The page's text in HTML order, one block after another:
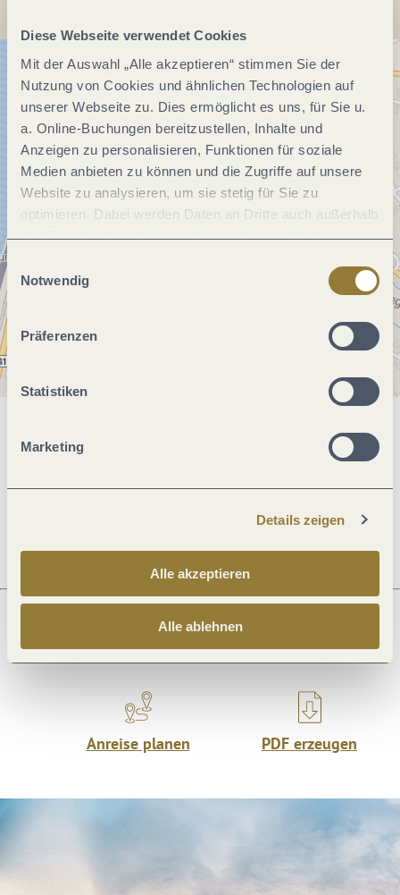
Diese Webseite verwendet Cookies
Mit der Auswahl „Alle akzeptieren“ stimmen Sie der
Nutzung von Cookies und ähnlichen Technologien auf
unserer Webseite zu. Dies ermöglicht es uns, für Sie u.
a. Online-Buchungen bereitzustellen, Inhalte und
Anzeigen zu personalisieren, Funktionen für soziale
Medien anbieten zu können und die Zugriffe auf unsere
Website zu analysieren, um sie stetig für Sie zu
optimieren. Dabei werden Daten an Dritte auch außerhalb
der Europäischen Union weitergegeben und dort
jederzeit widerrufen werden. Mit der Auswahl "Alle
ablehnen" kann es zu Beeinträchtigungen in der Nutzung
Einwilligungsauswahl
Notwendig
Präferenzen
Statistiken
Marketing
Details zeigen
Alle akzeptieren
Alle ablehnen
Allgemeine Informationen
Was möchtest du als nächstes tun?
Anreise planen PDF erzeugen